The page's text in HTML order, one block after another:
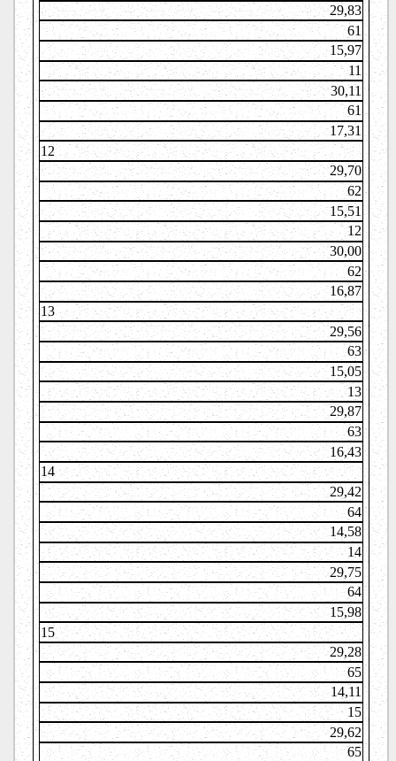
29,83
61
15,97
11
30,11
61
17,31
12
29,70
62
15,51
12
30,00
62
16,87
13
29,56
63
15,05
13
29,87
63
16,43
14
29,42
64
14,58
14
29,75
64
15,98
15
29,28
65
14,11
15
29,62
65